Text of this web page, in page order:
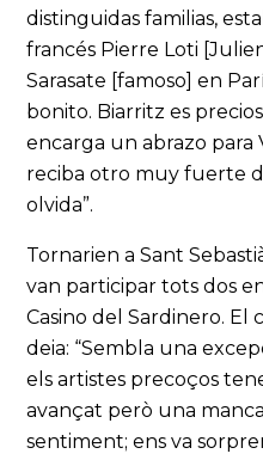
distinguidas familias,
francés Pierre Loti
Sarasate [famoso] en
bonito. Biarritz es
encarga un abrazo para
reciba otro muy fuerte
olvida”.
Tornarien a Sant
van participar tots dos
Casino del Sardinero. El
deia: “Sembla una
els artistes precoços
avançat però una manca
sentiment; ens va